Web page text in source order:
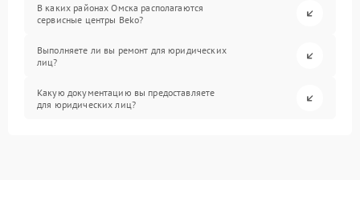
В каких районах Омска располагаются
сервисные центры Beko?
Выполняете ли вы ремонт для юридических
лиц?
Какую документацию вы предоставляете
для юридических лиц?